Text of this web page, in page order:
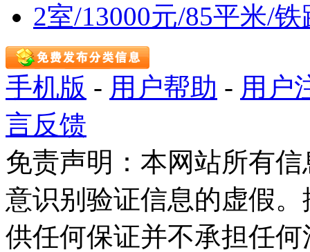
2室/13000元/85平米/
手机版 - 用户帮助 - 用户
言反馈
免责声明：本网站所有
意识别验证信息的虚假
供任何保证并不承担任